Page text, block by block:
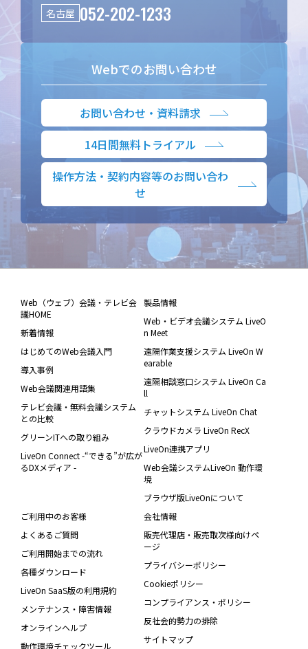
名古屋 052-202-1233
Webでのお問い合わせ
お問い合わせ・資料請求
14日間無料トライアル
操作方法・契約内容等のお問い合わ
せ
Web（ウェブ）会議・テレビ会
議HOME
新着情報
はじめてのWeb会議入門
導入事例
Web会議関連用語集
テレビ会議・無料会議システム
との比較
グリーンITへの取り組み
LiveOn Connect -“できる”が広が
るDXメディア -
製品情報
Web・ビデオ会議システム LiveO
n Meet
遠隔作業支援システム LiveOn W
earable
遠隔相談窓口システム LiveOn Ca
ll
チャットシステム LiveOn Chat
クラウドカメラ LiveOn RecX
LiveOn連携アプリ
Web会議システムLiveOn 動作環
境
ブラウザ版LiveOnについて
ご利用中のお客様
よくあるご質問
ご利用開始までの流れ
各種ダウンロード
LiveOn SaaS版の利用規約
メンテナンス・障害情報
オンラインヘルプ
動作環境チェックツール
会社情報
販売代理店・販売取次様向けペ
ージ
プライバシーポリシー
Cookieポリシー
コンプライアンス・ポリシー
反社会的勢力の排除
サイトマップ